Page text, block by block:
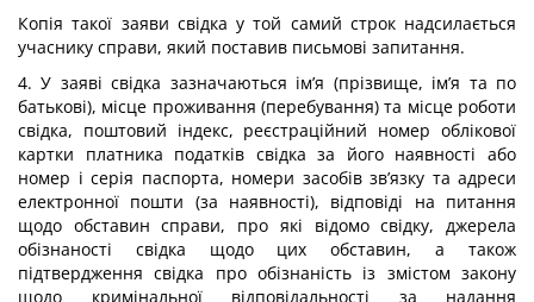
Копія такої заяви свідка у той самий строк надсилається
учаснику справи, який поставив письмові запитання.
4. У заяві свідка зазначаються ім’я (прізвище, ім’я та по
батькові), місце проживання (перебування) та місце роботи
свідка, поштовий індекс, реєстраційний номер облікової
картки платника податків свідка за його наявності або
номер і серія паспорта, номери засобів зв’язку та адреси
електронної пошти (за наявності), відповіді на питання
щодо обставин справи, про які відомо свідку, джерела
обізнаності свідка щодо цих обставин, а також
підтвердження свідка про обізнаність із змістом закону
щодо кримінальної відповідальності за надання